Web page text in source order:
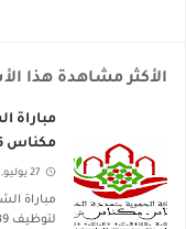
الأكثر مشاهدة هذا
مباراة
2026
27 يوليو, 2026